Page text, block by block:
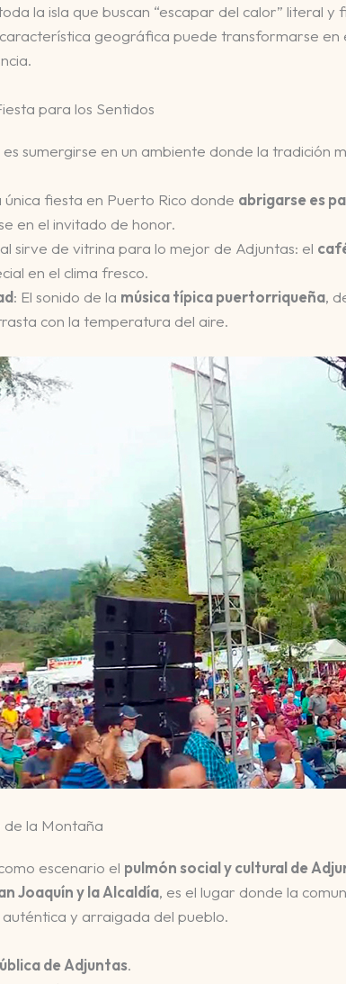
la isla que buscan “escapar del calor” literal
geográfica puede transformarse
para los Sentidos
sumergirse en un ambiente donde la tradición
única fiesta en Puerto Rico donde abrigarse es
en el invitado de honor.
sirve de vitrina para lo mejor de Adjuntas: el
en el clima fresco.
: El sonido de la música típica puertorriqueña,
con la temperatura del aire.
de la Montaña
escenario el pulmón social y cultural de
Joaquín y la Alcaldía, es el lugar donde la
y arraigada del pueblo.
de Adjuntas.